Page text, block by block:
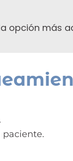
opción más
paciente.